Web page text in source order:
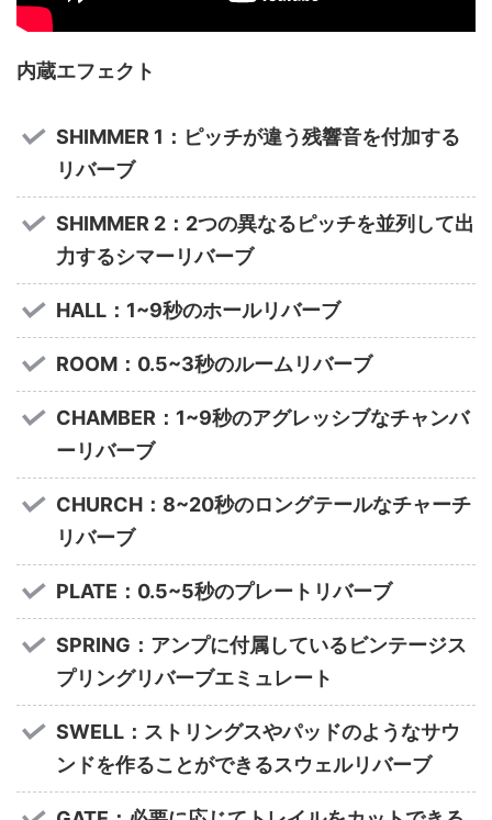
内蔵エフェクト
SHIMMER 1：ピッチが違う残響音を付加する
リバーブ
SHIMMER 2：2つの異なるピッチを並列して出
力するシマーリバーブ
HALL：1~9秒のホールリバーブ
ROOM：0.5~3秒のルームリバーブ
CHAMBER：1~9秒のアグレッシブなチャンバ
ーリバーブ
CHURCH：8~20秒のロングテールなチャーチ
リバーブ
PLATE：0.5~5秒のプレートリバーブ
SPRING：アンプに付属しているビンテージス
プリングリバーブエミュレート
SWELL：ストリングスやパッドのようなサウ
ンドを作ることができるスウェルリバーブ